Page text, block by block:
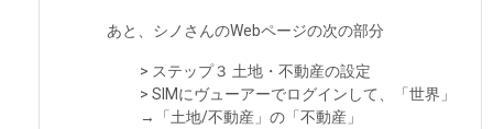
あと、シノさんのWebページの次の部分
> ステップ３ 土地・不動産の設定
> SIMにヴューアーでログインして、「世界」
→「土地/不動産」の「不動産」